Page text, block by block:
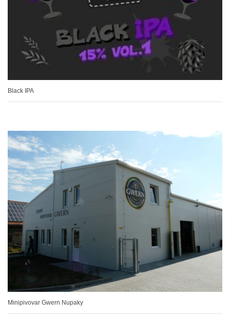
Black IPA
Minipivovar Gwern Nupaky